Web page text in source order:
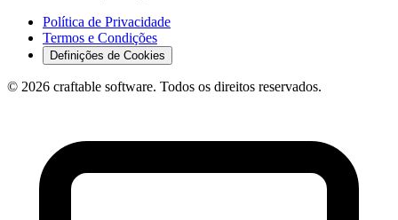
Política de Privacidade
Termos e Condições
Definições de Cookies
© 2026 craftable software. Todos os direitos reservados.